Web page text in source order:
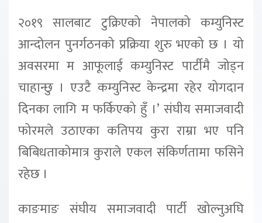
२०१९ सालबाट टुक्रिएको नेपालको कम्युनिस्ट
आन्दोलन पुनर्गठनको प्रक्रिया शुरु भएको छ । यो
अवसरमा म आफूलाई कम्युनिस्ट पार्टीमै जोड्न
चाहान्छु । एउटै कम्युनिस्ट केन्द्रमा रहेर योगदान
दिनका लागि म फर्किएको हुँ ।’ संघीय समाजवादी
फोरमले उठाएका कतिपय कुरा राम्रा भए पनि
बिबिधताकोमात्र कुराले एकल संकिर्णतामा फसिने
रहेछ ।
काङमाङ संघीय समाजवादी पार्टी खोल्नुअघि